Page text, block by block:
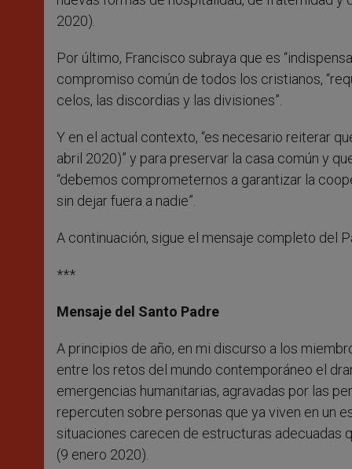
2020).
Por último, Francisco subraya que es
compromiso común de todos los cristianos,
celos, las discordias y las divisiones”.
Y en el actual contexto, “es necesario reiterar
abril 2020)” y para preservar la casa común y
“debemos comprometernos a garantizar la
sin dejar fuera a nadie”.
A continuación, sigue el mensaje completo del
***
Mensaje del Santo Padre
A principios de año, en mi discurso a los
entre los retos del mundo contemporáneo el
emergencias humanitarias, agravadas por las
repercuten sobre personas que ya viven en un
situaciones carecen de estructuras adecuadas
(9 enero 2020).